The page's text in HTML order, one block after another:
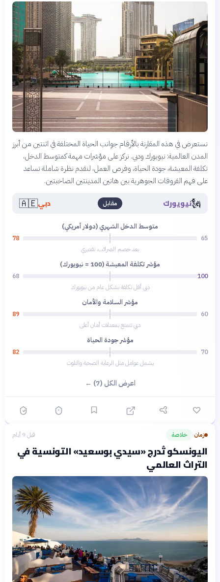
نستعرض في هذه المقارنة بالأرقام جوانب الحياة المختلفة في اثنتين من أبرز
المدن العالمية: نيويورك ودبي. نركز على مؤشرات مهمة كمتوسط الدخل،
تكلفة المعيشة، جودة الحياة، وفرص العمل، لنقدم نظرة شاملة تساعد
على فهم الفروقات الجوهرية بين هاتين المدينتين الصاخبتين.
🗽نيويورك مقابل دبي🇦🇪
متوسط الدخل الشهري (دولار أمريكي)
65
78
بعد خصم الضرائب، تقديري
مؤشر تكلفة المعيشة (100 = نيويورك)
100
68
دبي أقل تكلفة بشكل عام من نيويورك
مؤشر السلامة والأمان
60
89
دبي تتمتع بمعدلات أمان أعلى
مؤشر جودة الحياة
70
82
يشمل عوامل مثل الرعاية الصحية والتلوث
اعرض الكل (7) ←
زمان› خلاصة قبل 9 أيام
اليونسكو تُدرج «سيدي بوسعيد» التونسية في
التراث العالمي